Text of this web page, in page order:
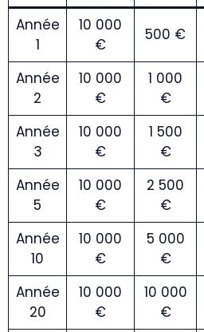
Année
1
10 000
€
500 €
Année
2
10 000
€
1 000
€
Année
3
10 000
€
1 500
€
Année
5
10 000
€
2 500
€
Année
10
10 000
€
5 000
€
Année
20
10 000
€
10 000
€